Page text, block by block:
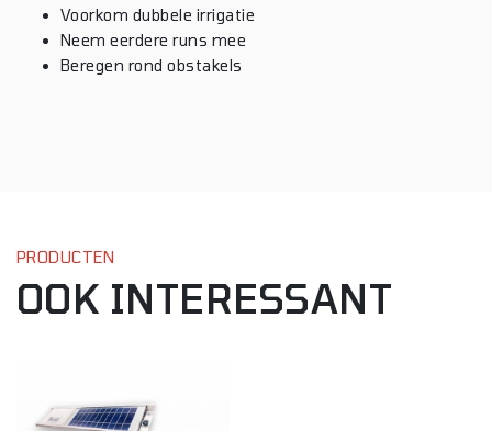
Voorkom dubbele irrigatie
Neem eerdere runs mee
Beregen rond obstakels
PRODUCTEN
OOK INTERESSANT